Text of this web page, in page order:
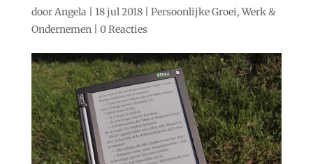
doorAngela 18 jul 2018| Persoonlijke Groei, Werk &
Ondernemen| 0 Reacties